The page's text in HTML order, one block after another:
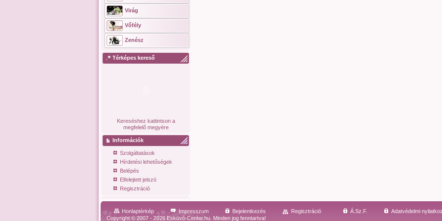
Virág
Vőfély
Zenész
Térképes kereső
Kereséshez kattintson a
megfelelő megyére
Információk
Szolgáltatások
Hírdetési lehetőségek
Belépés
Elfelejtett jelszó
Regisztráció
Honlaptérkép Impresszum Bejelentkezés Regisztráció Á.Sz.F.
Adatvédelmi
Copyright © 2007 - 2026 Esküvő-Center.hu. Minden jog fenntartva!